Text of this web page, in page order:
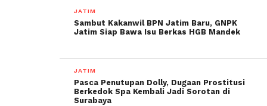
JATIM
Sambut Kakanwil BPN Jatim Baru, GNPK
Jatim Siap Bawa Isu Berkas HGB Mandek
JATIM
Pasca Penutupan Dolly, Dugaan Prostitusi
Berkedok Spa Kembali Jadi Sorotan di
Surabaya